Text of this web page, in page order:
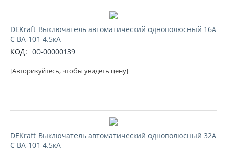
DEKraft Выключатель автоматический однополюсный 16А
С ВА-101 4.5кА
КОД: 00-00000139
[Авторизуйтесь, чтобы увидеть цену]
DEKraft Выключатель автоматический однополюсный 32А
С ВА-101 4.5кА